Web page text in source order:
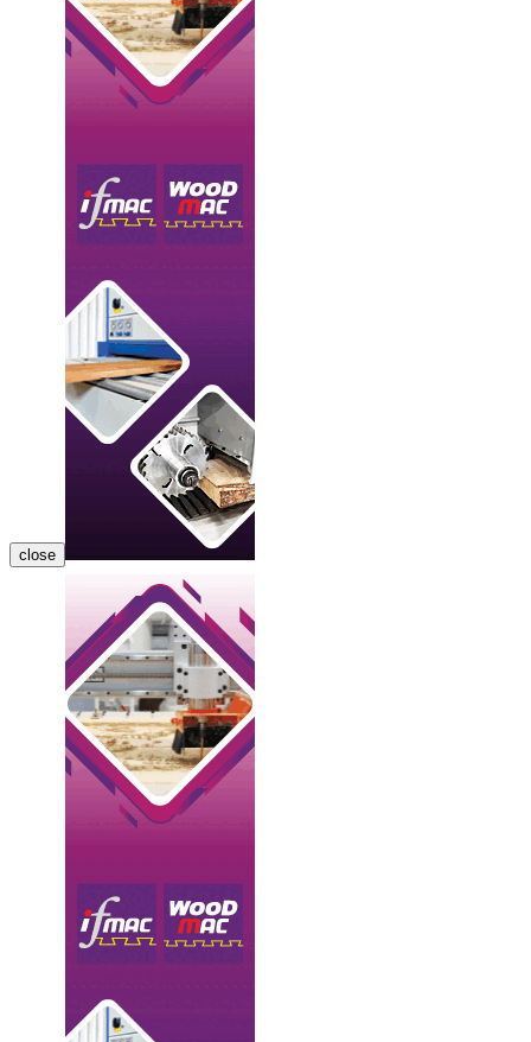
close